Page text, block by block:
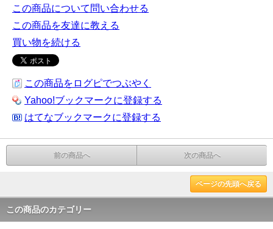
この商品について問い合わせる
この商品を友達に教える
買い物を続ける
この商品をログピでつぶやく
Yahoo!ブックマークに登録する
はてなブックマークに登録する
前の商品へ 次の商品へ
ページの先頭へ戻る
この商品のカテゴリー